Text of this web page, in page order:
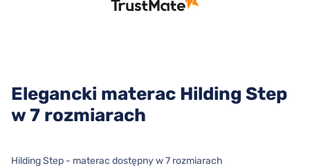
Elegancki materac Hilding Step
w 7 rozmiarach
Hilding Step - materac dostępny w 7 rozmiarach